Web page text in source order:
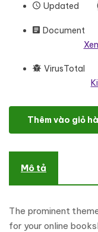
Updated
Document
VirusTotal
Bookstore - Book
Thêm vào giỏ
Mô tả
The prominent
for your online